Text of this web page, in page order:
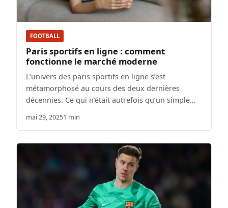
FOOTBALL
Paris sportifs en ligne : comment
fonctionne le marché moderne
L’univers des paris sportifs en ligne s’est
métamorphosé au cours des deux dernières
décennies. Ce qui n’était autrefois qu’un simple…
mai 29, 20251 min